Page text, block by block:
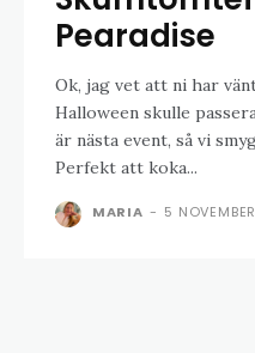
Pearadise
Ok, jag vet att ni har
Halloween skulle
är nästa event, så vi
Perfekt att koka...
MARIA - 5